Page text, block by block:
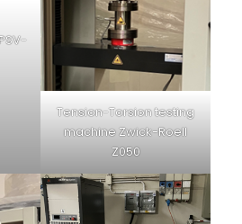
Tension-Torsion testing
machine Zwick-Roell
Z050